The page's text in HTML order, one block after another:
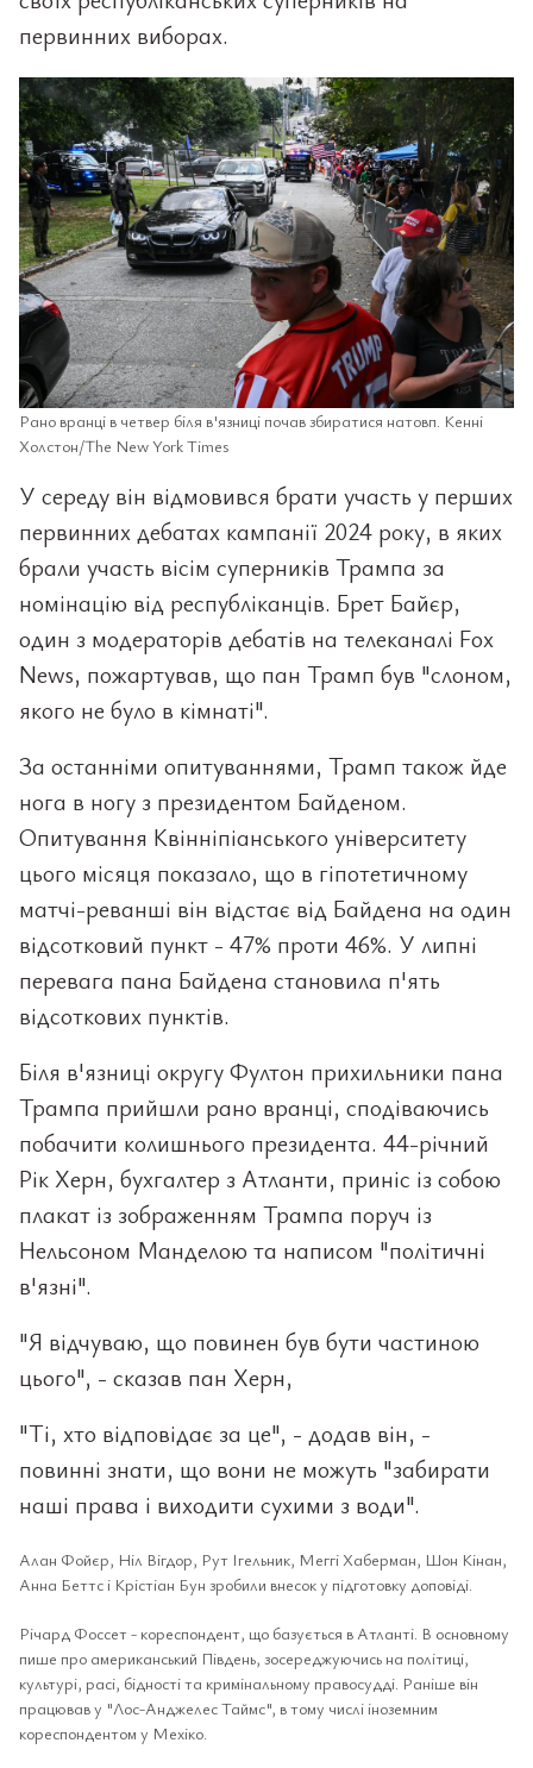
первинних виборах.
Рано вранці в четвер біля в'язниці почав збиратися натовп. Кенні
Холстон/The New York Times
У середу він відмовився брати участь у перших
первинних дебатах кампанії 2024 року, в яких
брали участь вісім суперників Трампа за
номінацію від республіканців. Брет Байєр,
один з модераторів дебатів на телеканалі Fox
News, пожартував, що пан Трамп був "слоном,
якого не було в кімнаті".
За останніми опитуваннями, Трамп також йде
нога в ногу з президентом Байденом.
Опитування Квінніпіанського університету
цього місяця показало, що в гіпотетичному
матчі-реванші він відстає від Байдена на один
відсотковий пункт - 47% проти 46%. У липні
перевага пана Байдена становила п'ять
відсоткових пунктів.
Біля в'язниці округу Фултон прихильники пана
Трампа прийшли рано вранці, сподіваючись
побачити колишнього президента. 44-річний
Рік Херн, бухгалтер з Атланти, приніс із собою
плакат із зображенням Трампа поруч із
Нельсоном Манделою та написом "політичні
в'язні".
"Я відчуваю, що повинен був бути частиною
цього", - сказав пан Херн,
"Ті, хто відповідає за це", - додав він, -
повинні знати, що вони не можуть "забирати
наші права і виходити сухими з води".
Алан Фойєр, Ніл Вігдор, Рут Ігельник, Меггі Хаберман, Шон Кінан,
Анна Беттс і Крістіан Бун зробили внесок у підготовку доповіді.
Річард Фоссет - кореспондент, що базується в Атланті. В основному
пише про американський Південь, зосереджуючись на політиці,
культурі, расі, бідності та кримінальному правосудді. Раніше він
працював у "Лос-Анджелес Таймс", в тому числі іноземним
кореспондентом у Мехіко.